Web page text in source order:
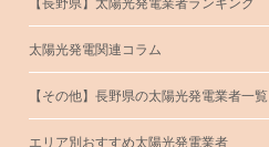
【長野県】太陽光発電業者ランキング
太陽光発電関連コラム
【その他】長野県の太陽光発電業者一覧
エリア別おすすめ太陽光発電業者